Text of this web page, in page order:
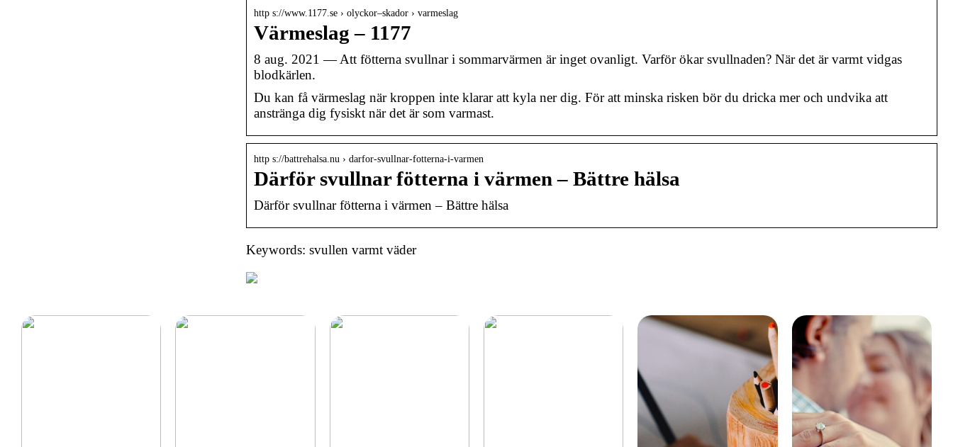
http s://www.1177.se › olyckor–skador › varmeslag
Värmeslag – 1177
8 aug. 2021 — Att fötterna svullnar i sommarvärmen är inget ovanligt. Varför ökar svullnaden? När det är varmt vidgas
blodkärlen.
Du kan få värmeslag när kroppen inte klarar att kyla ner dig. För att minska risken bör du dricka mer och undvika att
anstränga dig fysiskt när det är som varmast.
http s://battrehalsa.nu › darfor-svullnar-fotterna-i-varmen
Därför svullnar fötterna i värmen – Bättre hälsa
Därför svullnar fötterna i värmen – Bättre hälsa
Keywords: svullen varmt väder